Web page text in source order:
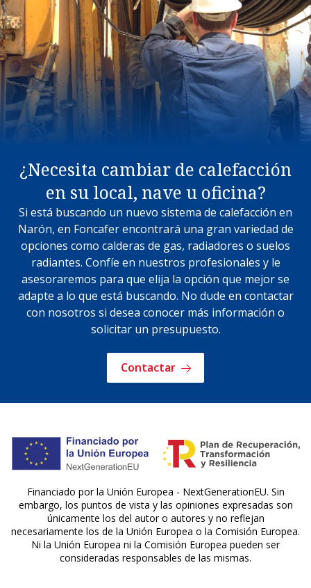
¿Necesita cambiar de calefacción
en su local, nave u oficina?
Si está buscando un nuevo sistema de calefacción en
Narón, en Foncafer encontrará una gran variedad de
opciones como calderas de gas, radiadores o suelos
radiantes. Confíe en nuestros profesionales y le
asesoraremos para que elija la opción que mejor se
adapte a lo que está buscando. No dude en contactar
con nosotros si desea conocer más información o
solicitar un presupuesto.
Contactar
Financiado por la Unión Europea - NextGenerationEU. Sin
embargo, los puntos de vista y las opiniones expresadas son
únicamente los del autor o autores y no reflejan
necesariamente los de la Unión Europea o la Comisión Europea.
Ni la Unión Europea ni la Comisión Europea pueden ser
consideradas responsables de las mismas.